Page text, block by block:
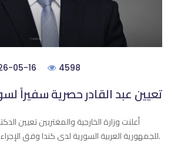
05-16 4598
تعيين عبد القادر حصرية سفيراً
أعلنت وزارة الخارجية والمغتربين تعيين
للجمهورية العربية السورية لدى كندا وفق الإجراءات الدبلوماسية المعتمدة.